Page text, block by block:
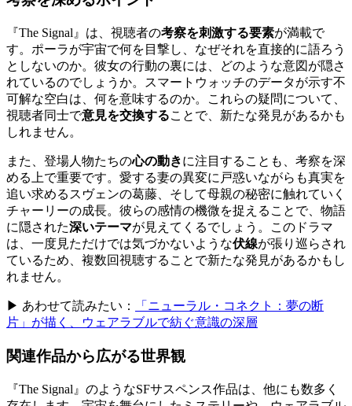
『The Signal』は、視聴者の考察を刺激する要素が満載で
す。ポーラが宇宙で何を目撃し、なぜそれを直接的に語ろう
としないのか。彼女の行動の裏には、どのような意図が隠さ
れているのでしょうか。スマートウォッチのデータが示す不
可解な空白は、何を意味するのか。これらの疑問について、
視聴者同士で意見を交換することで、新たな発見があるかも
しれません。
また、登場人物たちの心の動きに注目することも、考察を深
める上で重要です。愛する妻の異変に戸惑いながらも真実を
追い求めるスヴェンの葛藤、そして母親の秘密に触れていく
チャーリーの成長。彼らの感情の機微を捉えることで、物語
に隠された深いテーマが見えてくるでしょう。このドラマ
は、一度見ただけでは気づかないような伏線が張り巡らされ
ているため、複数回視聴することで新たな発見があるかもし
れません。
▶ あわせて読みたい：
「ニューラル・コネクト：夢の断
片」が描く、ウェアラブルで紡ぐ意識の深層
関連作品から広がる世界観
『The Signal』のようなSFサスペンス作品は、他にも数多く